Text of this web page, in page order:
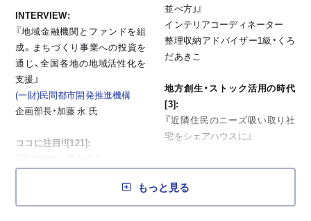
INTERVIEW:
『地域金融機関とファンドを組
成。まちづくり事業への投資を
通じ、全国各地の地域活性化を
支援』
(一財)民間都市開発推進機構
企画部長・加藤 永 氏
ココに注目!![121]:
ミサワホーム(株)
既存物件が生まれ変わる![30]:
並べ方」』
インテリアコーディネーター
整理収納アドバイザー1級・くろ
だあきこ
地方創生・ストック活用の時代
[3]:
『近隣住民のニーズ吸い取り社
宅をシェアハウスに』
コレでバッチリ!営業マナー講座
[122]:
もっと見る